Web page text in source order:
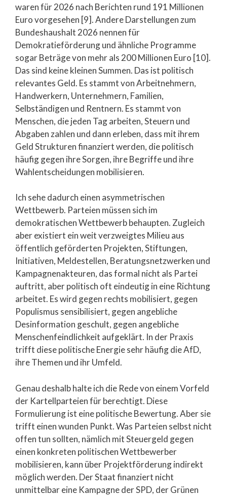
waren für 2026 nach Berichten rund 191 Millionen
Euro vorgesehen [9]. Andere Darstellungen zum
Bundeshaushalt 2026 nennen für
Demokratieförderung und ähnliche Programme
sogar Beträge von mehr als 200 Millionen Euro [10].
Das sind keine kleinen Summen. Das ist politisch
relevantes Geld. Es stammt von Arbeitnehmern,
Handwerkern, Unternehmern, Familien,
Selbständigen und Rentnern. Es stammt von
Menschen, die jeden Tag arbeiten, Steuern und
Abgaben zahlen und dann erleben, dass mit ihrem
Geld Strukturen finanziert werden, die politisch
häufig gegen ihre Sorgen, ihre Begriffe und ihre
Wahlentscheidungen mobilisieren.
Ich sehe dadurch einen asymmetrischen
Wettbewerb. Parteien müssen sich im
demokratischen Wettbewerb behaupten. Zugleich
aber existiert ein weit verzweigtes Milieu aus
öffentlich geförderten Projekten, Stiftungen,
Initiativen, Meldestellen, Beratungsnetzwerken und
Kampagnenakteuren, das formal nicht als Partei
auftritt, aber politisch oft eindeutig in eine Richtung
arbeitet. Es wird gegen rechts mobilisiert, gegen
Populismus sensibilisiert, gegen angebliche
Desinformation geschult, gegen angebliche
Menschenfeindlichkeit aufgeklärt. In der Praxis
trifft diese politische Energie sehr häufig die AfD,
ihre Themen und ihr Umfeld.
Genau deshalb halte ich die Rede von einem Vorfeld
der Kartellparteien für berechtigt. Diese
Formulierung ist eine politische Bewertung. Aber sie
trifft einen wunden Punkt. Was Parteien selbst nicht
offen tun sollten, nämlich mit Steuergeld gegen
einen konkreten politischen Wettbewerber
mobilisieren, kann über Projektförderung indirekt
möglich werden. Der Staat finanziert nicht
unmittelbar eine Kampagne der SPD, der Grünen